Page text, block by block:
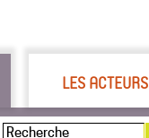
LES ACTEURS